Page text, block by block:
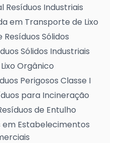
Resíduos Industriais
em Transporte de Lixo
Sólidos
Sólidos Industriais
Orgânico
Perigosos Classe I
para Incineração
de Entulho
em Estabelecimentos